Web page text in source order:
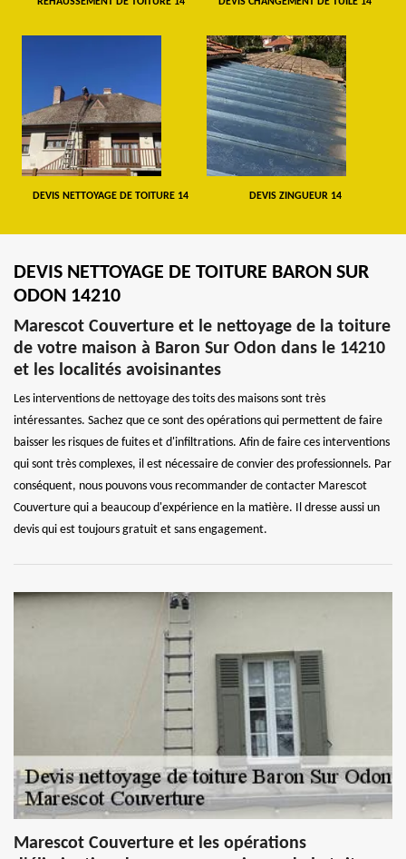
DEVIS NETTOYAGE DE TOITURE 14 DEVIS ZINGUEUR 14
DEVIS NETTOYAGE DE TOITURE BARON SUR
ODON 14210
Marescot Couverture et le nettoyage de la toiture
de votre maison à Baron Sur Odon dans le 14210
et les localités avoisinantes
Les interventions de nettoyage des toits des maisons sont très
intéressantes. Sachez que ce sont des opérations qui permettent de faire
baisser les risques de fuites et d'infiltrations. Afin de faire ces interventions
qui sont très complexes, il est nécessaire de convier des professionnels. Par
conséquent, nous pouvons vous recommander de contacter Marescot
Couverture qui a beaucoup d'expérience en la matière. Il dresse aussi un
devis qui est toujours gratuit et sans engagement.
Marescot Couverture et les opérations